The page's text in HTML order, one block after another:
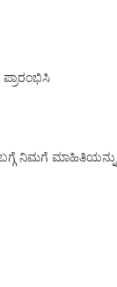
ಬಗ್ಗೆ ನಿಮಗೆ ಮಾಹಿತಿಯನ್ನು